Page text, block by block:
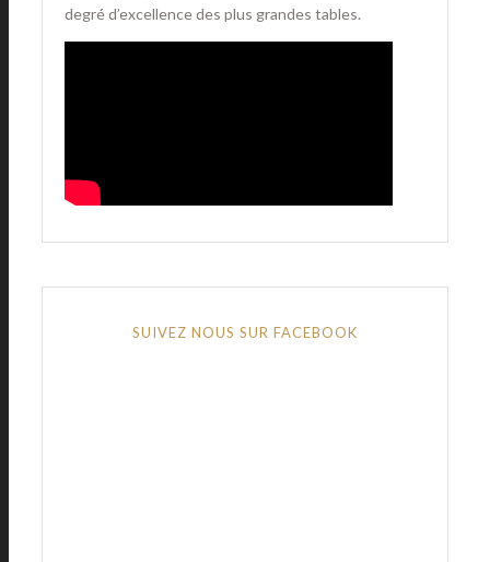
degré d’excellence des plus grandes tables.
SUIVEZ NOUS SUR FACEBOOK